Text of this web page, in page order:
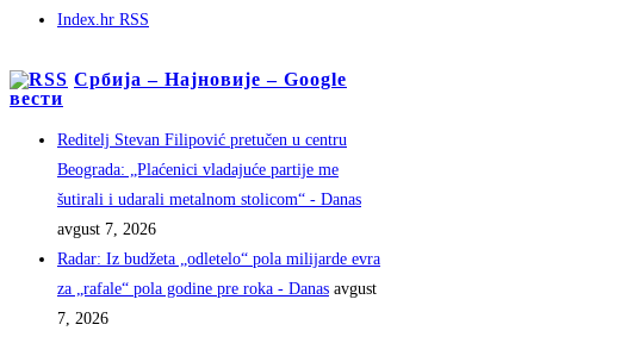
Index.hr RSS
Србија – Најновије – Google
вести
Reditelj Stevan Filipović pretučen u centru
Beograda: „Plaćenici vladajuće partije me
šutirali i udarali metalnom stolicom“ - Danas
avgust 7, 2026
Radar: Iz budžeta „odletelo“ pola milijarde evra
za „rafale“ pola godine pre roka - Danas avgust
7, 2026